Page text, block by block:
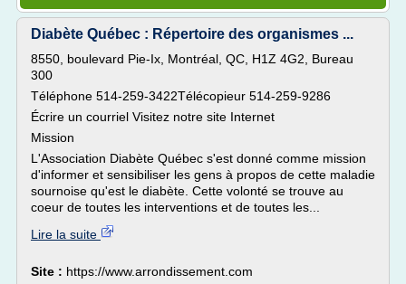
Diabète Québec : Répertoire des organismes ...
8550, boulevard Pie-Ix, Montréal, QC, H1Z 4G2, Bureau
300
Téléphone 514-259-3422Télécopieur 514-259-9286
Écrire un courriel Visitez notre site Internet
Mission
L'Association Diabète Québec s'est donné comme mission
d'informer et sensibiliser les gens à propos de cette maladie
sournoise qu'est le diabète. Cette volonté se trouve au
coeur de toutes les interventions et de toutes les...
Lire la suite
Site : https://www.arrondissement.com